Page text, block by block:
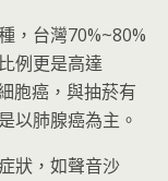
，台灣70%~80%
例更是高達
胞癌，與抽菸有
以肺腺癌為主。
狀，如聲音沙